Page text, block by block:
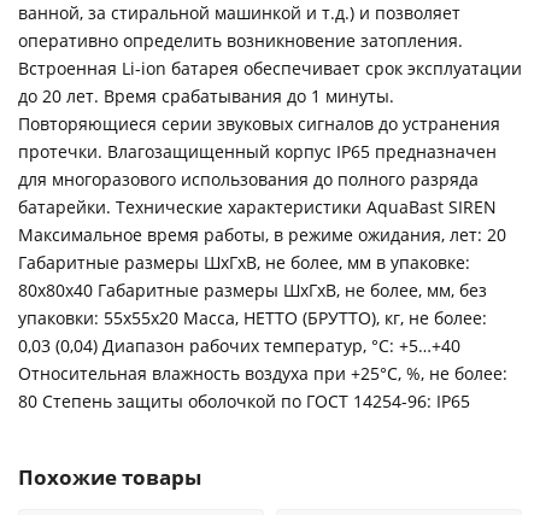
ванной, за стиральной машинкой и т.д.) и позволяет
оперативно определить возникновение затопления.
Встроенная Li-ion батарея обеспечивает срок эксплуатации
до 20 лет. Время срабатывания до 1 минуты.
Повторяющиеся серии звуковых сигналов до устранения
протечки. Влагозащищенный корпус IP65 предназначен
для многоразового использования до полного разряда
батарейки. Технические характеристики AquaBast SIREN
Максимальное время работы, в режиме ожидания, лет: 20
Габаритные размеры ШхГхВ, не более, мм в упаковке:
80х80х40 Габаритные размеры ШхГхВ, не более, мм, без
упаковки: 55х55х20 Масса, НЕТТО (БРУТТО), кг, не более:
0,03 (0,04) Диапазон рабочих температур, °С: +5…+40
Относительная влажность воздуха при +25°С, %, не более:
80 Степень защиты оболочкой по ГОСТ 14254-96: IP65
Похожие товары